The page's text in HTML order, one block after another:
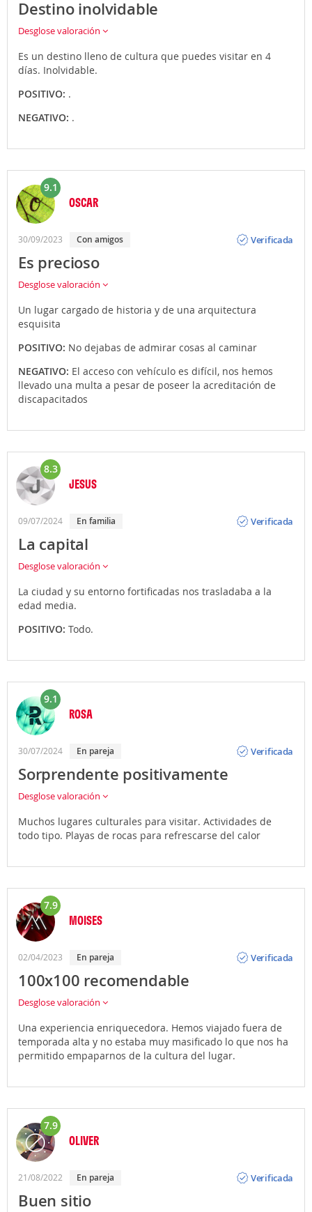
Destino inolvidable
Desglose valoración
Es un destino lleno de cultura que puedes visitar en 4
días. Inolvidable.
POSITIVO: .
NEGATIVO: .
9.1
OSCAR
30/09/2023 Con amigos
Verificada
Es precioso
Desglose valoración
Un lugar cargado de historia y de una arquitectura
esquisita
POSITIVO: No dejabas de admirar cosas al caminar
NEGATIVO: El acceso con vehículo es difícil, nos hemos
llevado una multa a pesar de poseer la acreditación de
discapacitados
8.3
JESUS
09/07/2024 En familia
Verificada
La capital
Desglose valoración
La ciudad y su entorno fortificadas nos trasladaba a la
edad media.
POSITIVO: Todo.
9.1
ROSA
30/07/2024 En pareja
Verificada
Sorprendente positivamente
Desglose valoración
Muchos lugares culturales para visitar. Actividades de
todo tipo. Playas de rocas para refrescarse del calor
7.9
MOISES
02/04/2023 En pareja
Verificada
100x100 recomendable
Desglose valoración
Una experiencia enriquecedora. Hemos viajado fuera de
temporada alta y no estaba muy masificado lo que nos ha
permitido empaparnos de la cultura del lugar.
7.9
OLIVER
21/08/2022 En pareja
Verificada
Buen sitio